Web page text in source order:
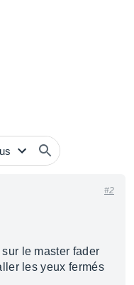
#2
le master fader
les yeux fermés